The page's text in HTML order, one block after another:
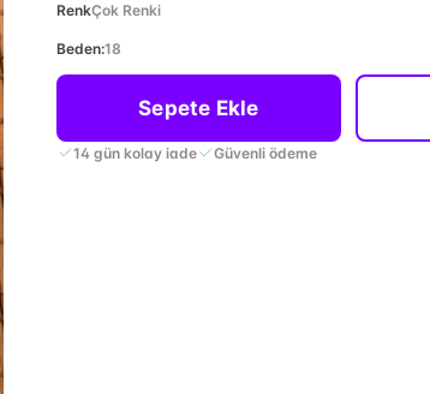
RenkÇok Renki
Beden:18
Sepete Ekle
14 gün kolay iade Güvenli ödeme